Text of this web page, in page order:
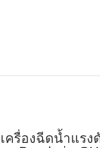
เครื่องฉีดน้ำแรง